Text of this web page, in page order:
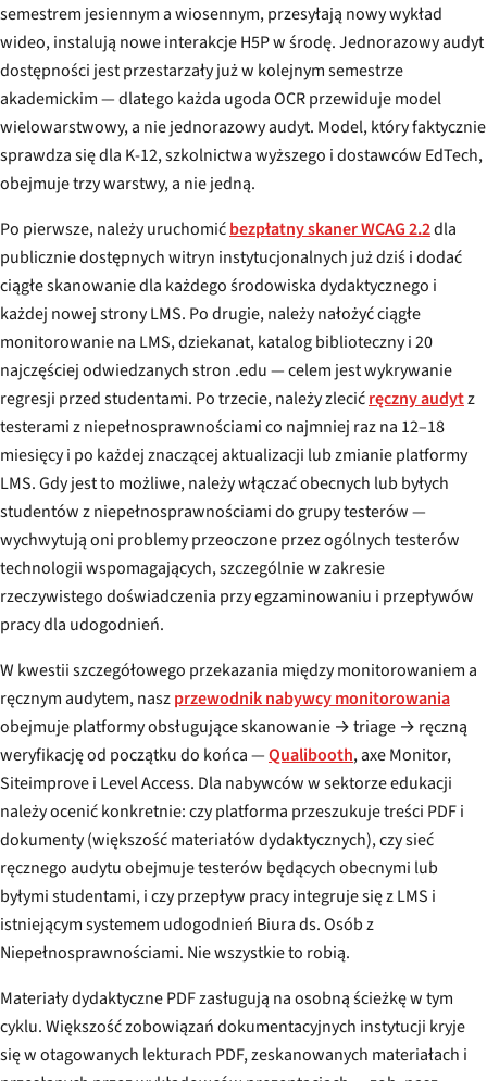
semestrem jesiennym a wiosennym, przesyłają nowy wykład
wideo, instalują nowe interakcje H5P w środę. Jednorazowy audyt
dostępności jest przestarzały już w kolejnym semestrze
akademickim — dlatego każda ugoda OCR przewiduje model
wielowarstwowy, a nie jednorazowy audyt. Model, który faktycznie
sprawdza się dla K-12, szkolnictwa wyższego i dostawców EdTech,
obejmuje trzy warstwy, a nie jedną.
Po pierwsze, należy uruchomićbezpłatny skaner WCAG 2.2dla
publicznie dostępnych witryn instytucjonalnych już dziś i dodać
ciągłe skanowanie dla każdego środowiska dydaktycznego i
każdej nowej strony LMS. Po drugie, należy nałożyć ciągłe
monitorowanie na LMS, dziekanat, katalog biblioteczny i 20
najczęściej odwiedzanych stron .edu — celem jest wykrywanie
regresji przed studentami. Po trzecie, należy zlecićręczny audytz
testerami z niepełnosprawnościami co najmniej raz na 12–18
miesięcy i po każdej znaczącej aktualizacji lub zmianie platformy
LMS. Gdy jest to możliwe, należy włączać obecnych lub byłych
studentów z niepełnosprawnościami do grupy testerów —
wychwytują oni problemy przeoczone przez ogólnych testerów
technologii wspomagających, szczególnie w zakresie
rzeczywistego doświadczenia przy egzaminowaniu i przepływów
pracy dla udogodnień.
W kwestii szczegółowego przekazania między monitorowaniem a
ręcznym audytem, naszprzewodnik nabywcy monitorowania
obejmuje platformy obsługujące skanowanie → triage → ręczną
weryfikację od początku do końca —Qualibooth, axe Monitor,
Siteimprove i Level Access. Dla nabywców w sektorze edukacji
należy ocenić konkretnie: czy platforma przeszukuje treści PDF i
dokumenty (większość materiałów dydaktycznych), czy sieć
ręcznego audytu obejmuje testerów będących obecnymi lub
byłymi studentami, i czy przepływ pracy integruje się z LMS i
istniejącym systemem udogodnień Biura ds. Osób z
Niepełnosprawnościami. Nie wszystkie to robią.
Materiały dydaktyczne PDF zasługują na osobną ścieżkę w tym
cyklu. Większość zobowiązań dokumentacyjnych instytucji kryje
się w otagowanych lekturach PDF, zeskanowanych materiałach i